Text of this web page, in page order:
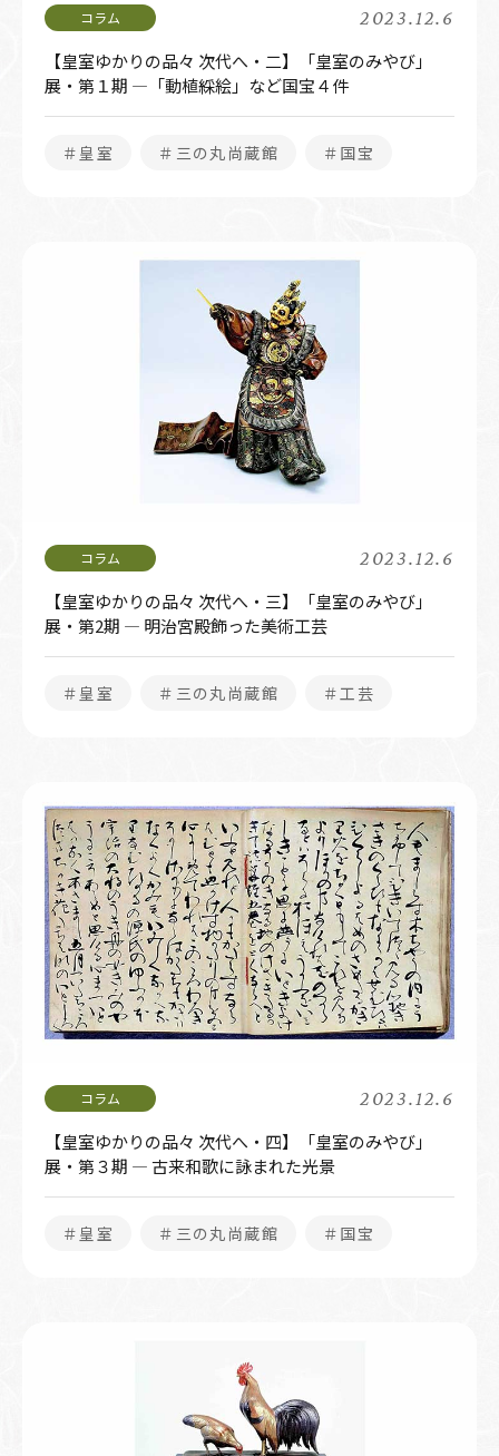
2023.12.6
【皇室ゆかりの品々 次代へ・二】「皇室のみやび」
展・第１期 ―「動植綵絵」など国宝４件
＃皇室 ＃三の丸尚蔵館 ＃国宝
2023.12.6
【皇室ゆかりの品々 次代へ・三】「皇室のみやび」
展・第2期 ― 明治宮殿飾った美術工芸
＃皇室 ＃三の丸尚蔵館 ＃工芸
2023.12.6
【皇室ゆかりの品々 次代へ・四】「皇室のみやび」
展・第３期 ― 古来和歌に詠まれた光景
＃皇室 ＃三の丸尚蔵館 ＃国宝